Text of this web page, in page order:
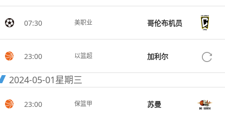
07:30 美职业 哥伦布机员
23:00 以篮超 加利尔
2024-05-01星期三
23:00 保篮甲 苏曼